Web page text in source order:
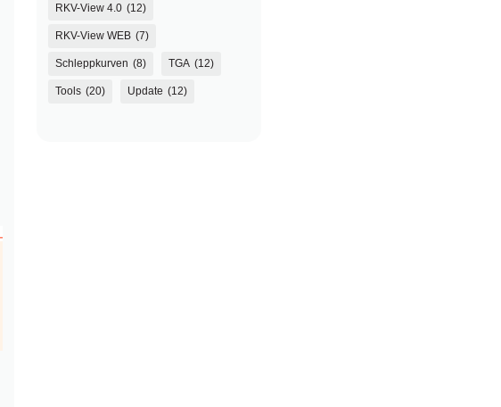
RKV-View 4.0 (12)
RKV-View WEB (7)
Schleppkurven (8) TGA (12)
Tools (20) Update (12)